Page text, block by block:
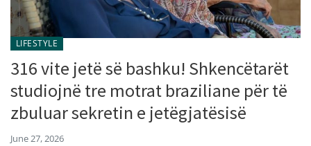
LIFESTYLE
316 vite jetë së bashku! Shkencëtarët
studiojnë tre motrat braziliane për të
zbuluar sekretin e jetëgjatësisë
June 27, 2026